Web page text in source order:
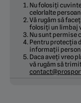
Nu folosiți
celorlalte
Vă rugăm să
folosiți un limbaj
Nu sunt
Pentru protecția
informații
Daca aveți vreo
vă rugăm să